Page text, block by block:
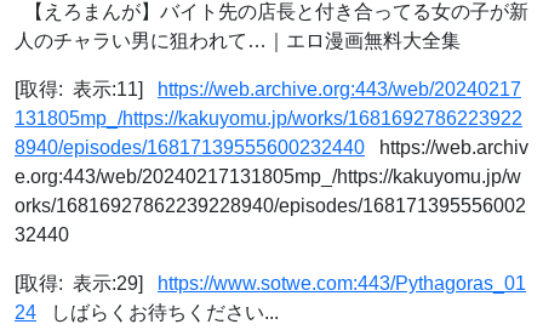
【えろまんが】バイト先の店長と付き合ってる女の子が新
人のチャラい男に狙われて…｜エロ漫画無料大全集
[取得: 表示:11]
https://web.archive.org:443/web/20240217
131805mp_/https://kakuyomu.jp/works/1681692786223922
8940/episodes/16817139555600232440 https://web.archiv
e.org:443/web/20240217131805mp_/https://kakuyomu.jp/w
orks/16816927862239228940/episodes/168171395556002
32440
[取得: 表示:29]
https://www.sotwe.com:443/Pythagoras_01
24 しばらくお待ちください...